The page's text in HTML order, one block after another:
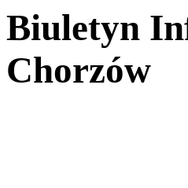
Biuletyn
Chorzów